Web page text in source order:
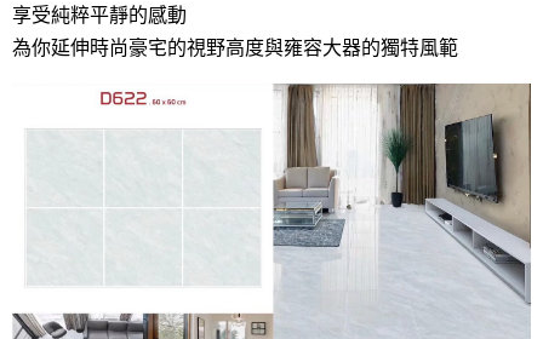
享受純粹平靜的感動
為你延伸時尚豪宅的視野高度與雍容大器的獨特風範